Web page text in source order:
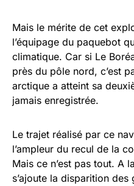
Mais le mérite de cet
l’équipage du paquebot
climatique. Car si Le
près du pôle nord, c’est
arctique a atteint sa
jamais enregistrée.
Le trajet réalisé par ce
l’ampleur du recul de la
Mais ce n’est pas tout. A
s’ajoute la disparition